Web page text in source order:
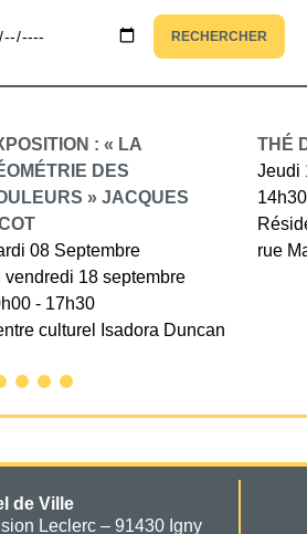
RECHERCHER
: « LA
DES
» JACQUES
08 Septembre
vendredi 18 septembre
- 17h30
culturel Isadora Duncan
THÉ
Jeudi
rue
de Ville
Leclerc – 91430 Igny